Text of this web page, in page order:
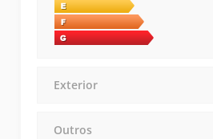
Exterior
Outros